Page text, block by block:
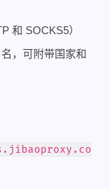
和 SOCKS5）
，可附带国家和